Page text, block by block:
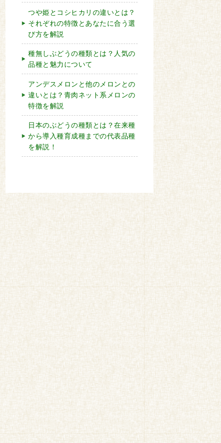
つや姫とコシヒカリの違いとは？
それぞれの特徴とあなたに合う選
び方を解説
種無しぶどうの種類とは？人気の
品種と魅力について
アンデスメロンと他のメロンとの
違いとは？青肉ネット系メロンの
特徴を解説
日本のぶどうの種類とは？在来種
から導入種育成種までの代表品種
を解説！